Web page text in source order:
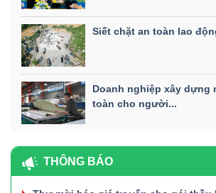
Siết chặt an toàn lao
Doanh nghiệp xây dựng
toàn cho người...
THÔNG BÁO